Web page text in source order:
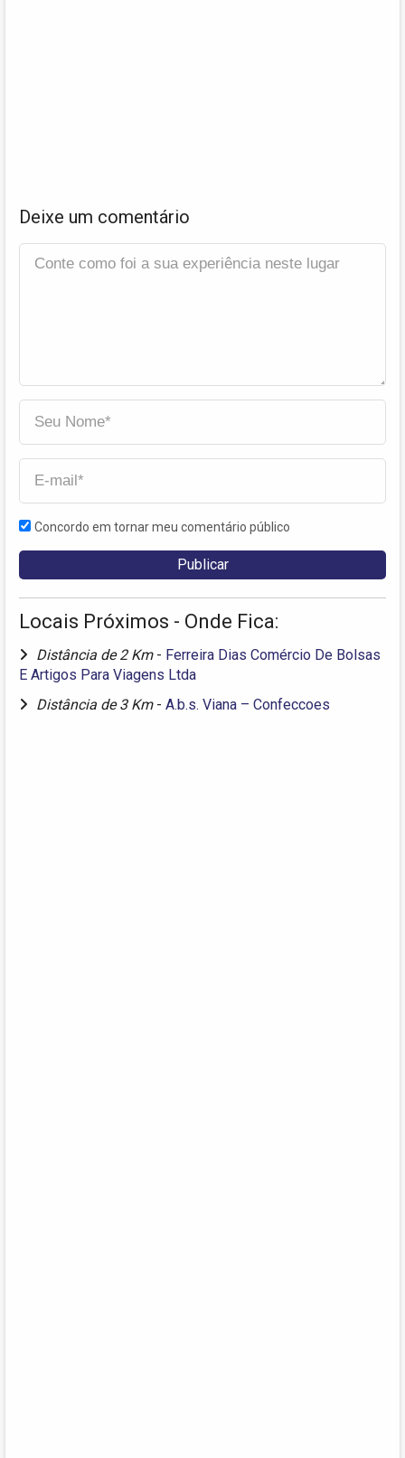
Deixe um comentário
Concordo em tornar meu comentário público
Locais Próximos - Onde Fica:
Distância de 2 Km - Ferreira Dias Comércio De Bolsas
E Artigos Para Viagens Ltda
Distância de 3 Km - A.b.s. Viana – Confeccoes